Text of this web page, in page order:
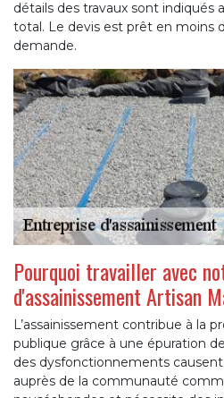
détails des travaux sont indiqués
total. Le devis est prêt en moins
demande.
Pourquoi travailler avec
d'assainissement Artisan
L’assainissement contribue à la
publique grâce à une épuration
des dysfonctionnements
auprès de la communauté